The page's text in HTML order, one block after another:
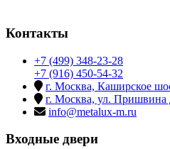
Контакты
+7 (499) 348-23-28
+7 (916) 450-54-32
г. Москва, Каширское
г. Москва, ул. Пришвина
info@metalux-m.ru
Входные двери